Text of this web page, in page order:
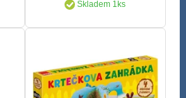
Skladem 1ks